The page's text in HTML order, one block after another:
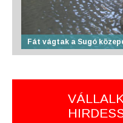
Fát vágtak a Sugó